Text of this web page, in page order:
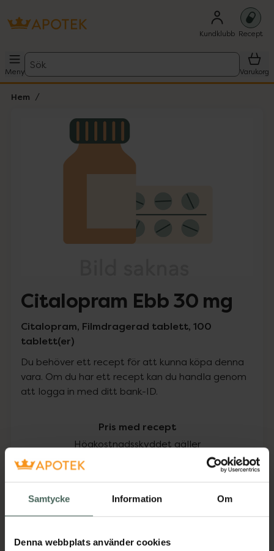
Samtycke Information Om
Denna webbplats använder cookies
Kundklubb Recept
Meny
Sök
Varukorg
Hem
Lista: . Innehåller 1 objekt.
Citalopram Ebb 30 mg
Citalopram, Filmdragerad tablett, 100
tablett(er)
Du behöver ett recept för att kunna köpa denna
vara. Om du har ett recept kan du handla genom
att logga in med ditt bank-ID.
Pris med recept
Högkostnadsskyddet gäller
433,33 kr
I apotek:433,33 kr